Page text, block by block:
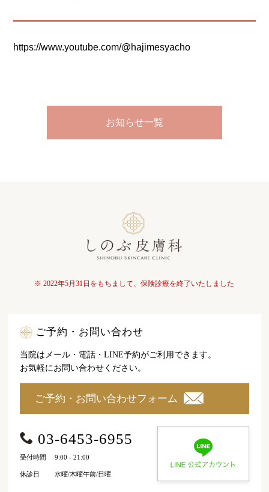
https://www.youtube.com/@hajimesyacho
お知らせ一覧
※ 2022年5月31日をもちまして、保険診療を終了いたしました
ご予約・お問い合わせ
当院はメール・電話・LINE予約がご利用できます。
お気軽にお問い合わせください。
ご予約・お問い合わせフォーム
03-6453-6955
受付時間 9:00 - 21:00
休診日 水曜/木曜午前/日曜